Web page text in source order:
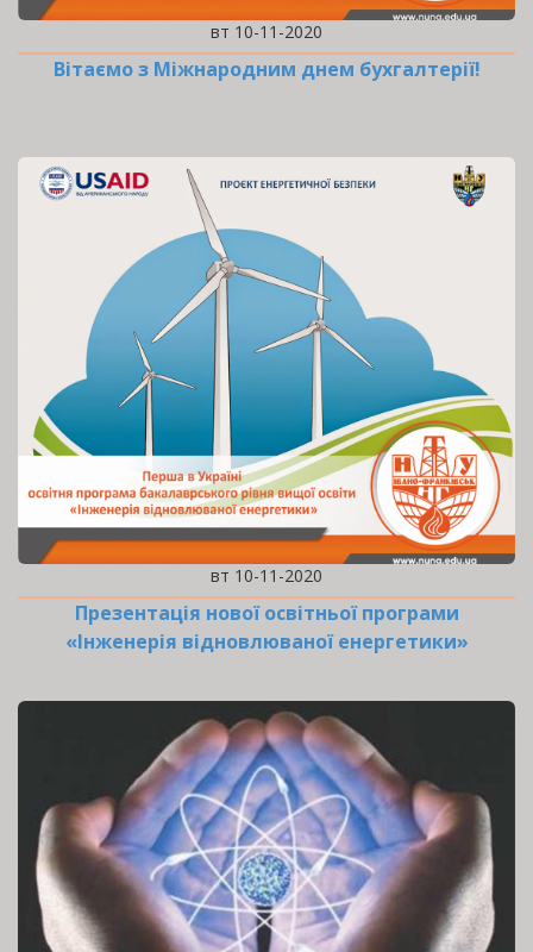
вт 10-11-2020
Вітаємо з Міжнародним днем бухгалтерії!
вт 10-11-2020
Презентація нової освітньої програми
«Інженерія відновлюваної енергетики»